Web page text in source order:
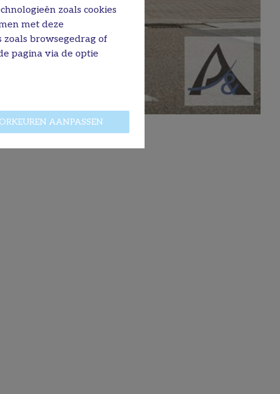
zoals cookies
met deze
browsegedrag of
pagina via de optie
AANPASSEN